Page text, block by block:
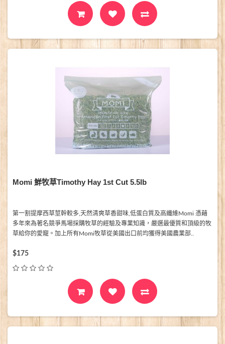
Momi 鮮牧草Timothy Hay 1st Cut 5.5lb
第一割提摩西草莖幹較多,天然清爽草香甜味,低蛋白質及高纖維Momi 憑藉
多年來為著名競爭馬場採購牧草的經驗及專業知識，嚴選最優質和頂級的牧
草給你的愛寵。加上所有Momi牧草從美國出口前均獲得美國農業部..
$175